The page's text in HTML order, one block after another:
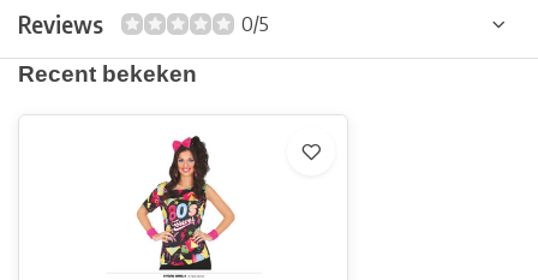
Reviews
0/5
Recent bekeken